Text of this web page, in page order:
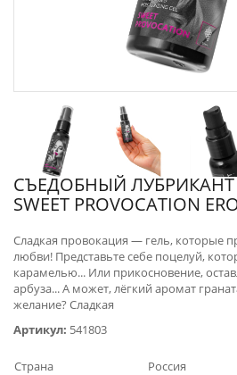
СЪЕДОБНЫЙ
SWEET PROVOCATION
Сладкая провокация — гель, которые
любви! Представьте себе поцелуй,
карамелью... Или прикосновение,
арбуза... А может, лёгкий аромат
желание? Сладкая
Артикул: 541803
Страна
Россия